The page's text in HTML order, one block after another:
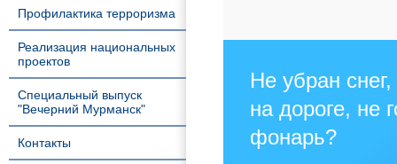
Профилактика терроризма
Реализация национальных
проектов
Специальный выпуск
"Вечерний Мурманск"
Контакты
Не убран
на дороге, не
фонарь?